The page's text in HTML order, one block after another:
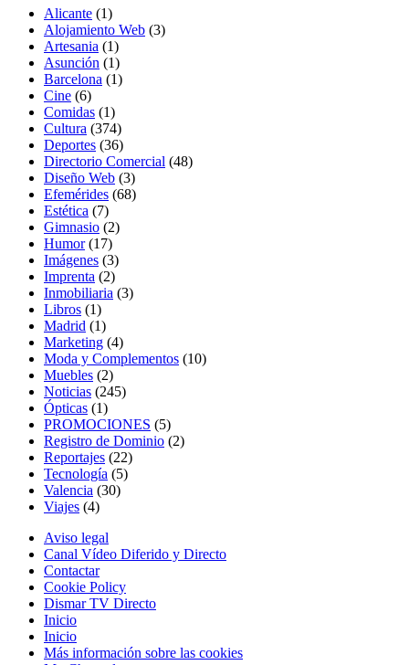
Alicante (1)
Alojamiento Web (3)
Artesania (1)
Asunción (1)
Barcelona (1)
Cine (6)
Comidas (1)
Cultura (374)
Deportes (36)
Directorio Comercial (48)
Diseño Web (3)
Efemérides (68)
Estética (7)
Gimnasio (2)
Humor(17)
Imágenes (3)
Imprenta (2)
Inmobiliaria (3)
Libros (1)
Madrid (1)
Marketing (4)
Moda y Complementos (10)
Muebles (2)
Noticias (245)
Ópticas (1)
PROMOCIONES (5)
Registro de Dominio (2)
Reportajes (22)
Tecnología (5)
Valencia (30)
Viajes (4)
Aviso legal
Canal Vídeo Diferido y Directo
Contactar
Cookie Policy
Dismar TV Directo
Inicio
Inicio
Más información sobre las cookies